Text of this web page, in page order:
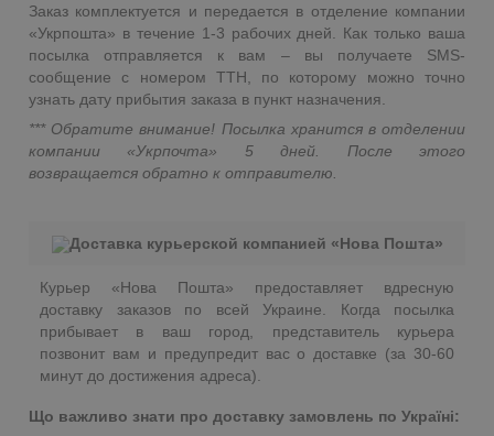
Заказ комплектуется и передается в отделение компании
«Укрпошта» в течение 1-3 рабочих дней. Как только ваша
посылка отправляется к вам – вы получаете SMS-
сообщение с номером ТТН, по которому можно точно
узнать дату прибытия заказа в пункт назначения.
*** Обратите внимание! Посылка хранится в отделении
компании «Укрпочта» 5 дней. После этого
возвращается обратно к отправителю.
Доставка курьерской компанией «Нова Пошта»
Курьер «Нова Пошта» предоставляет вдресную
доставку заказов по всей Украине. Когда посылка
прибывает в ваш город, представитель курьера
позвонит вам и предупредит вас о доставке (за 30-60
минут до достижения адреса).
Що важливо знати про доставку замовлень по Україні: